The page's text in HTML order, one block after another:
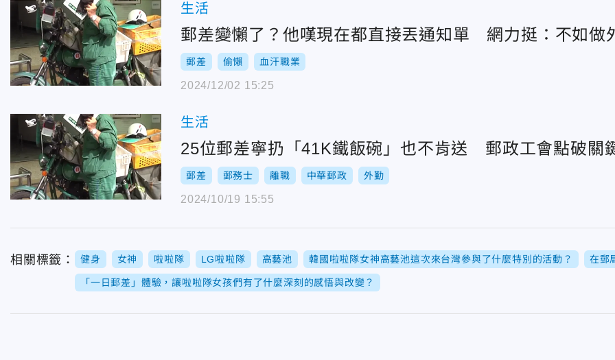
生活
郵差變懶了？他嘆現在都直接丟通知單 網力挺：不如做
郵差 偷懶 血汗職業
2024/12/02 15:25
生活
25位郵差寧扔「41K鐵飯碗」也不肯送 郵政工會點破關
郵差 郵務士 離職 中華郵政 外勤
2024/10/19 15:55
相關標籤： 健身 女神 啦啦隊 LG啦啦隊 高藝池 韓國啦啦隊女神高藝池這次來台灣參與了什麼特別的活動？ 在郵
「一日郵差」體驗，讓啦啦隊女孩們有了什麼深刻的感悟與改變？